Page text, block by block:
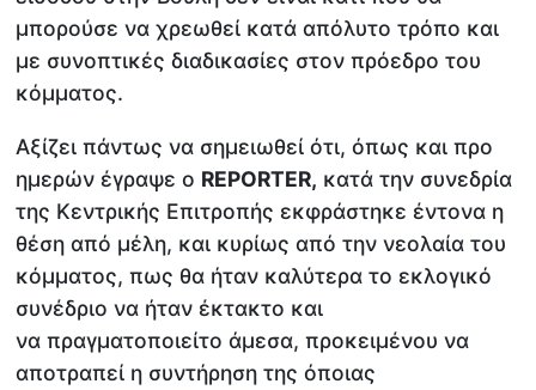
μπορούσε να χρεωθεί κατά απόλυτο τρόπο και
με συνοπτικές διαδικασίες στον πρόεδρο του
κόμματος.
Αξίζει πάντως να σημειωθεί ότι, όπως και προ
ημερών έγραψε ο REPORTER, κατά την συνεδρία
της Κεντρικής Επιτροπής εκφράστηκε έντονα η
θέση από μέλη, και κυρίως από την νεολαία του
κόμματος, πως θα ήταν καλύτερα το εκλογικό
συνέδριο να ήταν έκτακτο και
να πραγματοποιείτο άμεσα, προκειμένου να
αποτραπεί η συντήρηση της όποιας